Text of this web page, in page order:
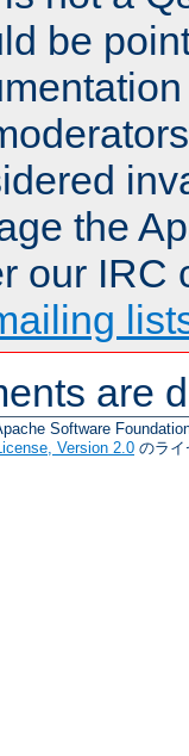
be
the
our IRC
are
Software
Version 2.0 のラ